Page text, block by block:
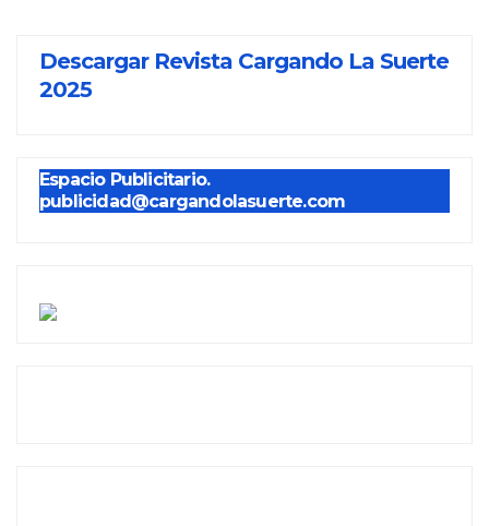
Descargar Revista Cargando La Suerte
2025
Espacio Publicitario.
publicidad@cargandolasuerte.com